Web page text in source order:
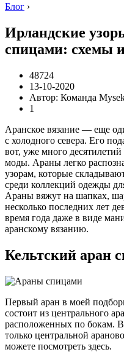
Блог ›
Ирландские
спицами: схемы
48724
13-10-2020
Автор: Команда
1
Аранское вязание — еще
с холодного севера. Его
вот, уже много
моды. Араны легко
узорам, которые
среди коллекций одежды
Араны вяжут на шапках,
несколько последних лет
время года даже в виде
аранскому вязанию.
Кельтский аран
Первый аран в моей
состоит из центрального
расположенных по бокам.
только центральной
можете посмотреть здесь.